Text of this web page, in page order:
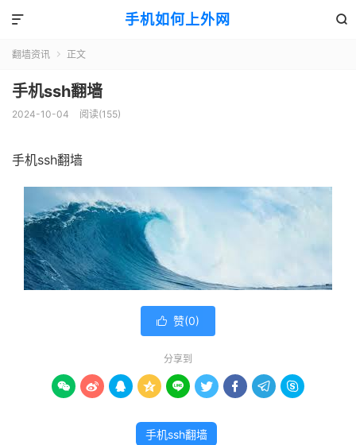
手机如何上外网 

翻墙资讯  正文
手机ssh翻墙
2024-10-04 阅读(155)
手机ssh翻墙
 赞(0)
分享到
        
手机ssh翻墙